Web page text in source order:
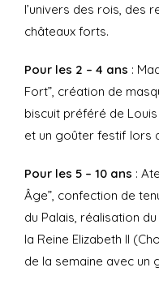
l’univers des rois, des
châteaux forts.
Pour les 2 – 4 ans :
Fort”, création de
biscuit préféré de
et un goûter festif lors
Pour les 5 – 10 ans :
Âge”, confection de
du Palais, réalisation
la Reine Elizabeth II
de la semaine avec un